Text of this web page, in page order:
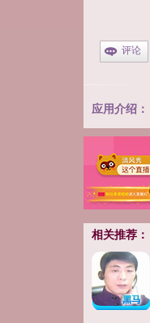
评论
应用介绍：
相关推荐：